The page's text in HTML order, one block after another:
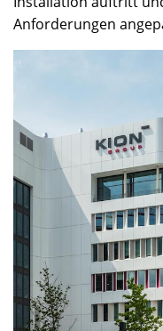
Anforderungen